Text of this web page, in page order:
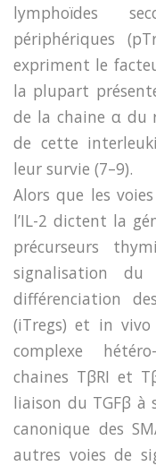
lymphoïdes
périphériques
expriment le
la plupart
de la chaine α du
de cette
leur survie (7–9).
Alors que les
l’IL-2 dictent la
précurseurs
signalisation
différenciation
(iTregs) et in vivo
complexe
chaines TβRI et
liaison du TGFβ à
canonique des
autres voies de